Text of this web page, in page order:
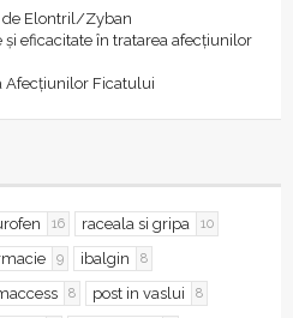
de Elontril/Zyban
eficacitate în tratarea afecțiunilor
Afecțiunilor Ficatului
16 raceala si gripa 10
9 ibalgin 8
8 post in vaslui 8